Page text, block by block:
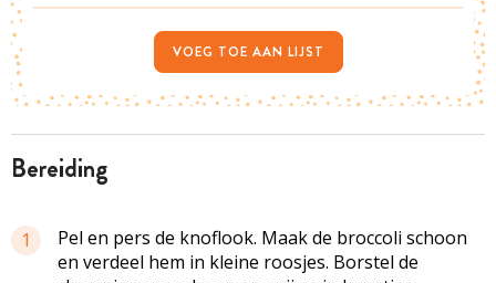
bereiding
1
Pel en pers de knoflook. Maak de broccoli schoon
en verdeel hem in kleine roosjes. Borstel de
VOEG TOE AAN LIJST